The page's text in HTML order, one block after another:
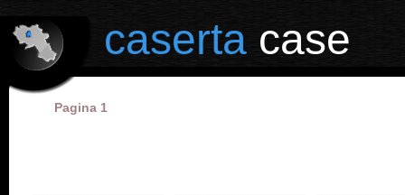
caserta case
Pagina 1